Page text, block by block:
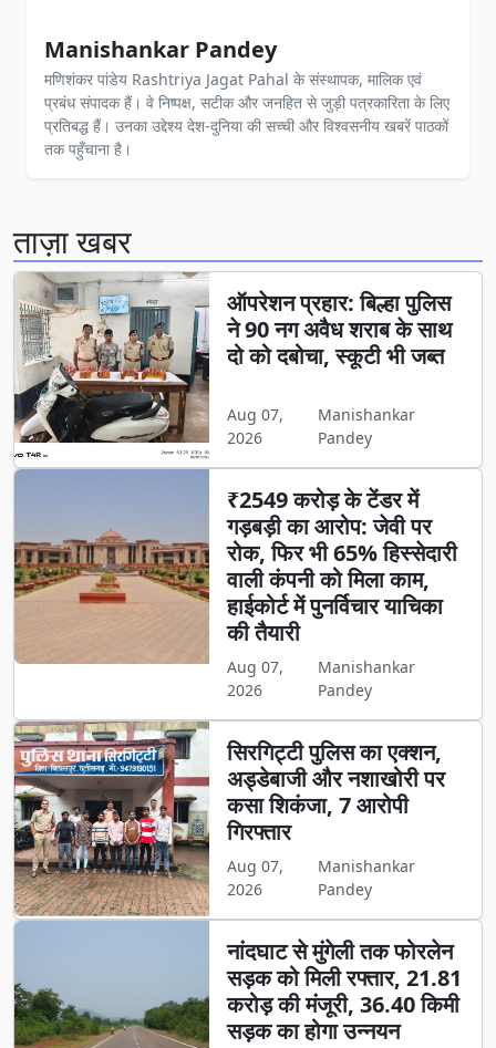
Manishankar Pandey
मणिशंकर पांडेय Rashtriya Jagat Pahal के संस्थापक, मालिक एवं
प्रबंध संपादक हैं। वे निष्पक्ष, सटीक और जनहित से जुड़ी पत्रकारिता के लिए
प्रतिबद्ध हैं। उनका उद्देश्य देश-दुनिया की सच्ची और विश्वसनीय खबरें पाठकों
तक पहुँचाना है।
ताज़ा खबर
ऑपरेशन प्रहार: बिल्हा पुलिस
ने 90 नग अवैध शराब के साथ
दो को दबोचा, स्कूटी भी जब्त
Aug 07,
2026
Manishankar
Pandey
₹2549 करोड़ के टेंडर में
गड़बड़ी का आरोप: जेवी पर
रोक, फिर भी 65% हिस्सेदारी
वाली कंपनी को मिला काम,
हाईकोर्ट में पुनर्विचार याचिका
की तैयारी
Aug 07,
2026
Manishankar
Pandey
सिरगिट्टी पुलिस का एक्शन,
अड्डेबाजी और नशाखोरी पर
कसा शिकंजा, 7 आरोपी
गिरफ्तार
Aug 07,
2026
Manishankar
Pandey
नांदघाट से मुंगेली तक फोरलेन
सड़क को मिली रफ्तार, 21.81
करोड़ की मंजूरी, 36.40 किमी
सड़क का होगा उन्नयन